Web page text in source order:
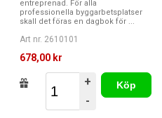
entreprenad. För alla
professionella byggarbetsplatser
skall det föras en dagbok för ...
Art nr. 2610101
678,00 kr
+
-
Köp